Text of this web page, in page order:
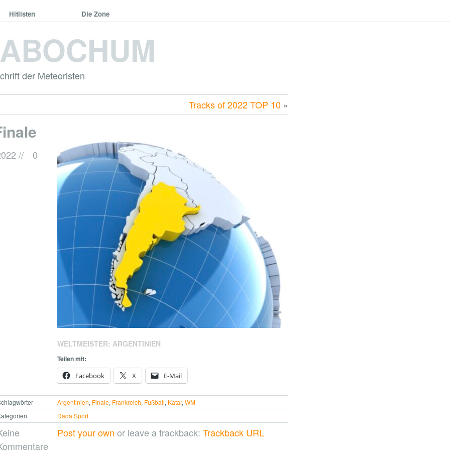
Hitlisten Die Zone
der Meteoristen
Tracks of 2022 TOP 10 »
// 0
WELTMEISTER: ARGENTINIEN
Teilen mit:
Facebook
X E-Mail
Argentinien, Finale, Frankreich, Fußball, Katar,WM
Dada Sport
Post your own or leave a trackback: Trackback URL